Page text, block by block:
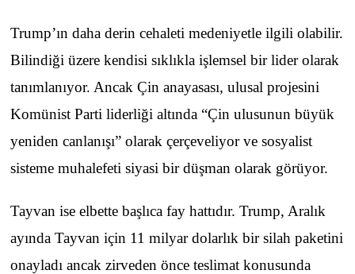
Trump’ın daha derin cehaleti medeniyetle ilgili olabilir.
Bilindiği üzere kendisi sıklıkla işlemsel bir lider olarak
tanımlanıyor. Ancak Çin anayasası, ulusal projesini
Komünist Parti liderliği altında “Çin ulusunun büyük
yeniden canlanışı” olarak çerçeveliyor ve sosyalist
sisteme muhalefeti siyasi bir düşman olarak görüyor.
Tayvan ise elbette başlıca fay hattıdır. Trump, Aralık
ayında Tayvan için 11 milyar dolarlık bir silah paketini
onayladı ancak zirveden önce teslimat konusunda